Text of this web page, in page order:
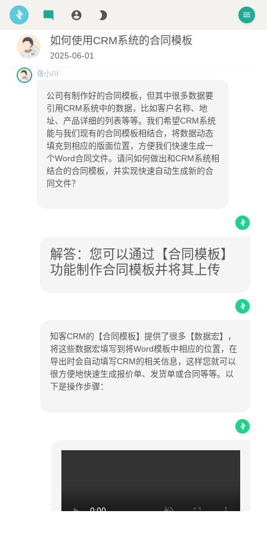
如何使用CRM系统的合同模板
2025-06-01
张小川
公司有制作好的合同模板，但其中很多数据要
引用CRM系统中的数据，比如客户名称、地
址、产品详细的列表等等。我们希望CRM系统
能与我们现有的合同模板相结合，将数据动态
填充到相应的版面位置，方便我们快速生成一
个Word合同文件。请问如何做出和CRM系统相
结合的合同模板，并实现快速自动生成新的合
同文件？
解答：您可以通过【合同模板】
功能制作合同模板并将其上传
知客CRM的【合同模板】提供了很多【数据宏】，
将这些数据宏填写到将Word模板中相应的位置，在
导出时会自动填写CRM的相关信息，这样您就可以
很方便地快速生成报价单、发货单或合同等等。以
下是操作步骤：